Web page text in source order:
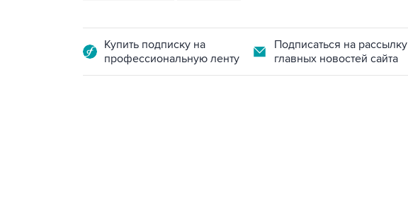
Купить подписку на
профессиональную ленту
Подписаться на рассылку
главных новостей сайта